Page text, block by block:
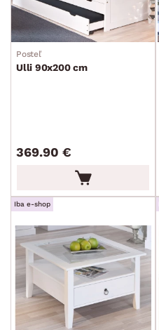
Posteľ
Ulli 90x200 cm
369.90 €
Iba e-shop